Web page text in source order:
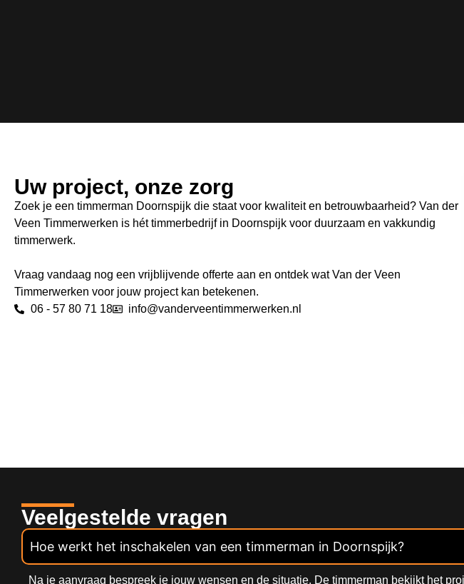
Uw project, onze zorg
Zoek je een timmerman Doornspijk die staat voor kwaliteit en betrouwbaarheid? Van der
Veen Timmerwerken is hét timmerbedrijf in Doornspijk voor duurzaam en vakkundig
timmerwerk.
Vraag vandaag nog een vrijblijvende offerte aan en ontdek wat Van der Veen
Timmerwerken voor jouw project kan betekenen.
06 - 57 80 71 18
info@vanderveentimmerwerken.nl
Veelgestelde vragen
Hoe werkt het inschakelen van een timmerman in Doornspijk?
Na je aanvraag bespreek je jouw wensen en de situatie. De timmerman bekijkt het